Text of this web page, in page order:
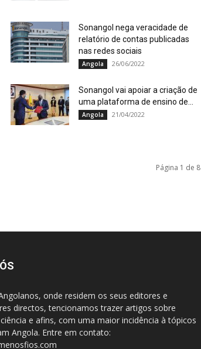
Sonangol nega veracidade de
relatório de contas publicadas
nas redes sociais
Angola 26/06/2022
Sonangol vai apoiar a criação de
uma plataforma de ensino de...
Angola 21/04/2022
Página 1 de 8
onde residem os seus editores e
directos, tencionamos trazer artigos sobre
e afins, com uma maior incidência à tópicos
Angola. Entre em contato: